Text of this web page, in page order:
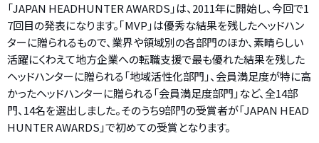
「JAPAN HEADHUNTER AWARDS」は、2011年に開始し、今回で1
7回目の発表になります。｢MVP｣は優秀な結果を残したヘッドハン
ターに贈られるもので、業界や領域別の各部門のほか、素晴らしい
活躍にくわえて地方企業への転職支援で最も優れた結果を残した
ヘッドハンターに贈られる「地域活性化部門」、会員満足度が特に高
かったヘッドハンターに贈られる「会員満足度部門」など、全14部
門、14名を選出しました。そのうち9部門の受賞者が「JAPAN HEAD
HUNTER AWARDS」で初めての受賞となります。